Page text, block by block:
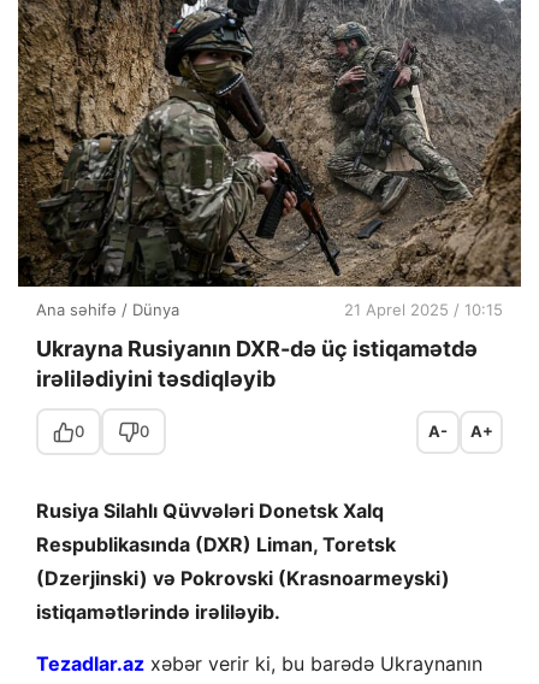
Ana səhifə / Dünya 21 Aprel 2025 / 10:15
Ukrayna Rusiyanın DXR-də üç istiqamətdə
irəlilədiyini təsdiqləyib
0 0 A- A+
Rusiya Silahlı Qüvvələri Donetsk Xalq
Respublikasında (DXR) Liman, Toretsk
(Dzerjinski) və Pokrovski (Krasnoarmeyski)
istiqamətlərində irəliləyib.
Tezadlar.az xəbər verir ki, bu barədə Ukraynanın